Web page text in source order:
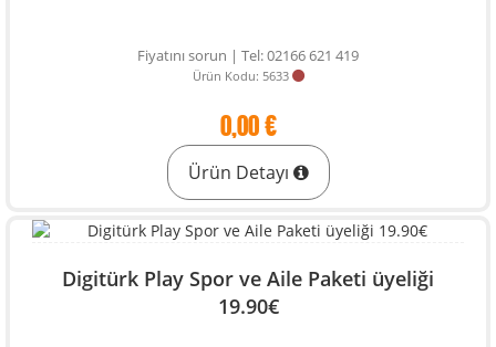
Fiyatını sorun | Tel: 02166 621 419
Ürün Kodu: 5633
0,00 €
Ürün Detayı
Digitürk Play Spor ve Aile Paketi üyeliği
19.90€